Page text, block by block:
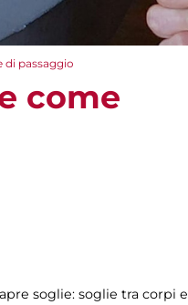
di passaggio
come
soglie: soglie tra corpi e